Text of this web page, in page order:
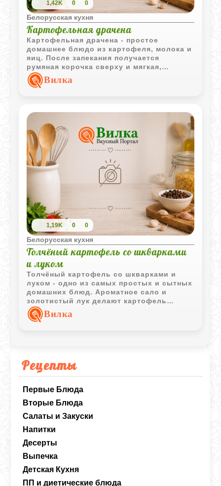
Рецепты
Первые Блюда
Вторые Блюда
Салаты и Закуски
Напитки
Десерты
Выпечка
Детская Кухня
ПП и диетические блюда
1,42K 0 0
Белорусская кухня
Картофельная драчена
Картофельная драчена - простое
домашнее блюдо из картофеля, молока и
яиц. После запекания получается
румяная корочка сверху и мягкая,
воздушная структура внутри, что делает
её отличным вариантом для семейного
Вилка
1,19K 0 0
Белорусская кухня
Толчёный картофель со шкварками
и луком
Толчёный картофель со шкварками и
луком - одно из самых простых и сытных
домашних блюд. Ароматное сало и
золотистый лук делают картофель
особенно вкусным и отлично подходят
для повседневного стола.
Вилка